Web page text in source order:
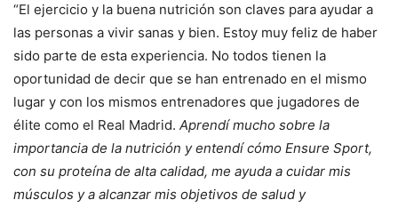
“El ejercicio y la buena nutrición son claves para ayudar a
las personas a vivir sanas y bien. Estoy muy feliz de haber
sido parte de esta experiencia. No todos tienen la
oportunidad de decir que se han entrenado en el mismo
lugar y con los mismos entrenadores que jugadores de
élite como el Real Madrid. Aprendí mucho sobre la
importancia de la nutrición y entendí cómo Ensure Sport,
con su proteína de alta calidad, me ayuda a cuidar mis
músculos y a alcanzar mis objetivos de salud y